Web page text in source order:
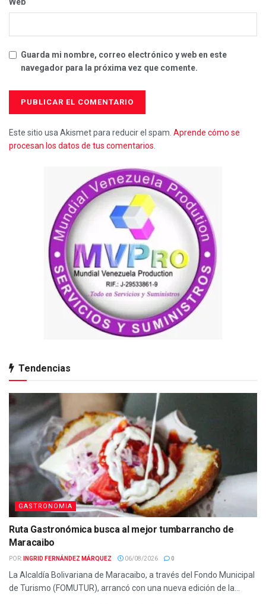
Guarda mi nombre, correo electrónico y web en este
navegador para la próxima vez que comente.
Este sitio usa Akismet para reducir el spam. Aprende cómo se
procesan los datos de tus comentarios.
Tendencias
GASTRONOMIA
Ruta Gastronómica busca al mejor tumbarrancho de
Maracaibo
POR: INGRID FERNÁNDEZ MÁRQUEZ 06/08/2026 0
La Alcaldía Bolivariana de Maracaibo, a través del Fondo Municipal
de Turismo (FOMUTUR), arrancó con una nueva edición de la...